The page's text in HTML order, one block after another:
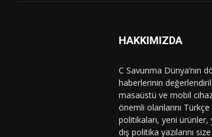
HAKKIMIZDA
C Savunma Dünya’nın
haberlerinin
masaüstü ve mobil
önemli olanlarını
politikaları, yeni
dış politika yazılarını